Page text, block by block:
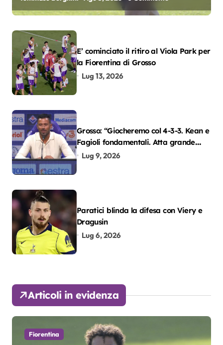
E’ cominciato il ritiro al Viola Park per
la Fiorentina di Grosso
Lug 13, 2026
Grosso: “Giocheremo col 4-3-3. Kean e
Fagioli fondamentali. Atta grande
colpo”
Lug 9, 2026
Paratici blinda la difesa con Viery e
Dragusin
Lug 6, 2026
Articoli in evidenza
Fiorentina